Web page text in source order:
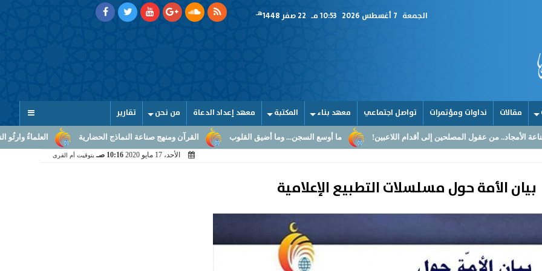
الجمعة 10:53 مـ هـ
مقالات نداوات ومؤتمرات تواصل اجتماعي معهد بناء المكتبة معهد إعداد الدعاة من نحن تقارير
العلماءُ وارثُو النبوّة: من القرآن ومنهج صناعة النماذج الحضارية ما أوسع السجن... وما أضيق القلوب عقول المصلحين إلى أقدام اللاعبين!
الأحد، 17 مايو 2020 10:16 صـ بتوقيت أم القرى
بيان الأمة حول مسلسلات التطبيع الإعلامية